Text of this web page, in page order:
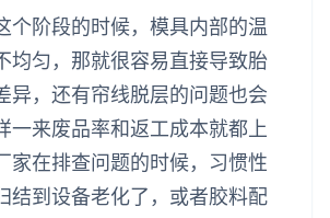
个阶段的时候，模具内部的温
均匀，那就很容易直接导致胎
异，还有帘线脱层的问题也会
一来废品率和返工成本就都上
家在排查问题的时候，习惯性
结到设备老化了，或者胶料配